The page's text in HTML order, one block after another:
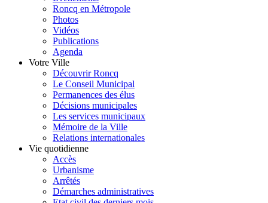
Roncq en Métropole
Photos
Vidéos
Publications
Agenda
Votre Ville
Découvrir Roncq
Le Conseil Municipal
Permanences des élus
Décisions municipales
Les services municipaux
Mémoire de la Ville
Relations internationales
Vie quotidienne
Accès
Urbanisme
Arrêtés
Démarches administratives